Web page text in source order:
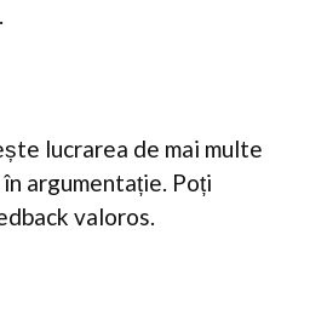
lucrarea de mai multe
argumentație. Poți
valoros.